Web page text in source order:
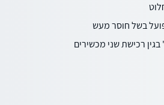
בשל חוסר מעש
רכישת שני מכשירים